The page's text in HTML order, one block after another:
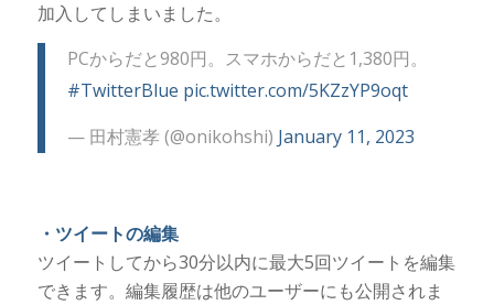
加入してしまいました。
PCからだと980円。スマホからだと1,380円。
#TwitterBlue pic.twitter.com/5KZzYP9oqt
— 田村憲孝 (@onikohshi) January 11, 2023
・ツイートの編集
ツイートしてから30分以内に最大5回ツイートを編集
できます。編集履歴は他のユーザーにも公開されま